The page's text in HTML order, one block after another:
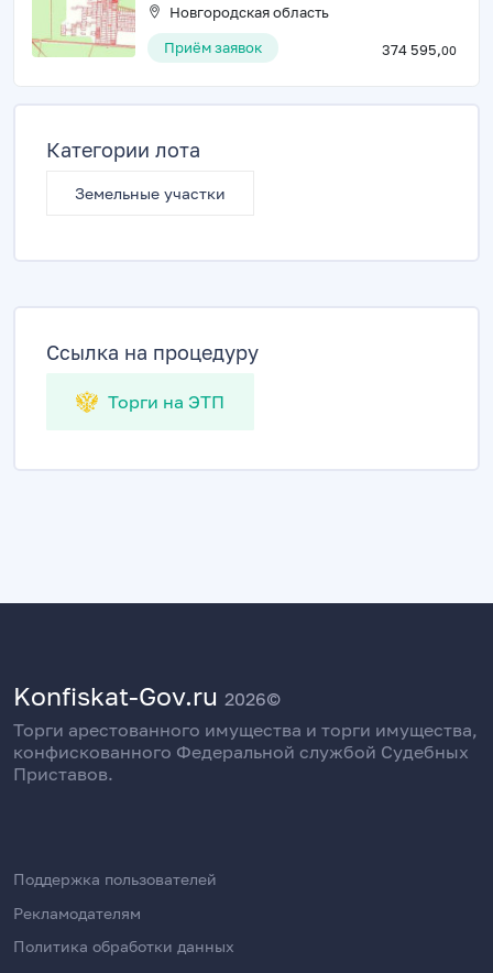
Новгородская область
Приём заявок
374 595,00
Категории лота
Земельные участки
Ссылка на процедуру
Торги на ЭТП
Konfiskat-Gov.ru 2026©
Торги арестованного имущества и торги имущества,
конфискованного Федеральной службой Судебных
Приставов.
Поддержка пользователей
Рекламодателям
Политика обработки данных